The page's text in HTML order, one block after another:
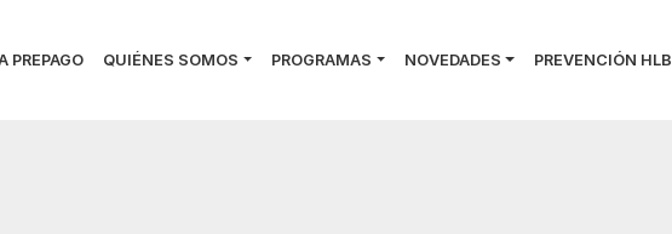
PREPAGO QUIÉNES SOMOS PROGRAMAS NOVEDADES PREVENCIÓN HLB